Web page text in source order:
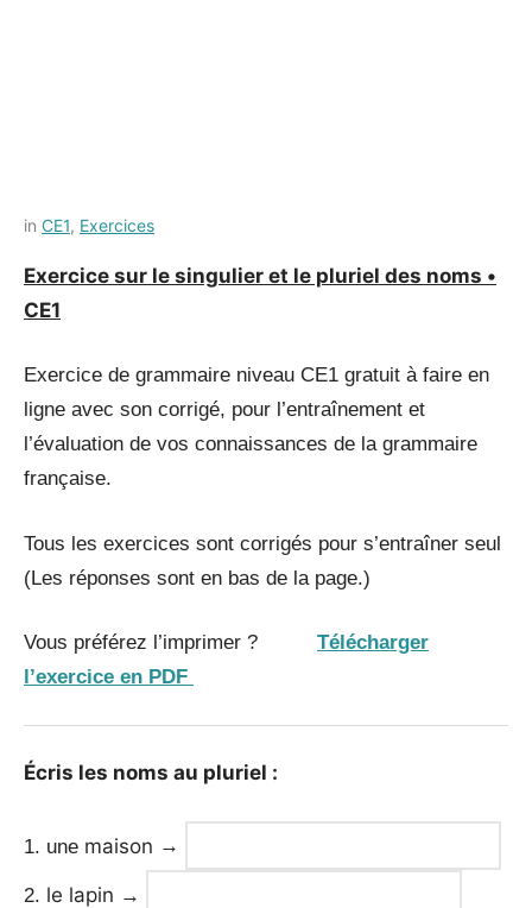
Posted
9
juillet
by
rapide
in CE1, Exercices
Exercice sur le singulier et le pluriel des noms •
CE1
Exercice de grammaire niveau CE1 gratuit à faire en
ligne avec son corrigé, pour l’entraînement et
l’évaluation de vos connaissances de la grammaire
française.
Tous les exercices sont corrigés pour s’entraîner seul
(Les réponses sont en bas de la page.)
Vous préférez l’imprimer ? Télécharger
l’exercice en PDF
Écris les noms au pluriel :
1. une maison →
2. le lapin →